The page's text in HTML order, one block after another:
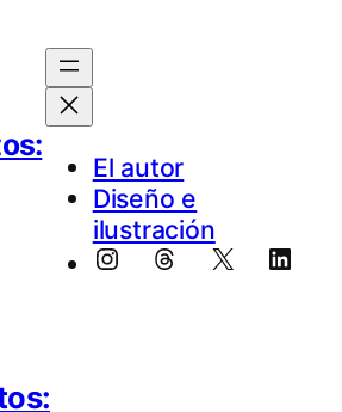
El au­tor
Diseño e
ilustración
Instagram
Threads
X